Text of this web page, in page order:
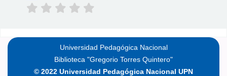
Universidad Pedagógica Nacional
Biblioteca "Gregorio Torres Quintero"
© 2022 Universidad Pedagógica Nacional UPN